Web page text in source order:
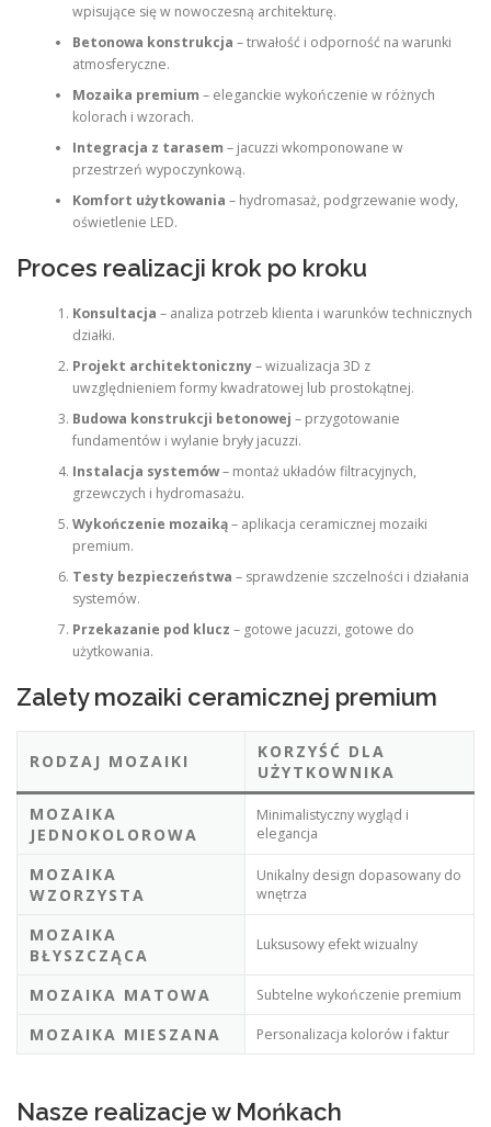
wpisujące się w nowoczesną architekturę.
Betonowa konstrukcja – trwałość i odporność na warunki
atmosferyczne.
Mozaika premium – eleganckie wykończenie w różnych
kolorach i wzorach.
Integracja z tarasem – jacuzzi wkomponowane w
przestrzeń wypoczynkową.
Komfort użytkowania – hydromasaż, podgrzewanie wody,
oświetlenie LED.
Proces realizacji krok po kroku
Konsultacja – analiza potrzeb klienta i warunków technicznych
działki.
Projekt architektoniczny– wizualizacja 3D z
uwzględnieniem formy kwadratowej lub prostokątnej.
Budowa konstrukcji betonowej – przygotowanie
fundamentów i wylanie bryły jacuzzi.
Instalacja systemów– montaż układów filtracyjnych,
grzewczych i hydromasażu.
Wykończenie mozaiką– aplikacja ceramicznej mozaiki
premium.
Testy bezpieczeństwa – sprawdzenie szczelności i działania
systemów.
Przekazanie pod klucz – gotowe jacuzzi, gotowe do
użytkowania.
Zalety mozaiki ceramicznej premium
RODZAJ MOZAIKI
KORZYŚĆ DLA
UŻYTKOWNIKA
MOZAIKA
JEDNOKOLOROWA
Minimalistyczny wygląd i
elegancja
MOZAIKA
WZORZYSTA
Unikalny design dopasowany do
wnętrza
MOZAIKA
BŁYSZCZĄCA
Luksusowy efekt wizualny
MOZAIKA MATOWA Subtelne wykończenie premium
MOZAIKA MIESZANA Personalizacja kolorów i faktur
Nasze realizacje w Mońkach